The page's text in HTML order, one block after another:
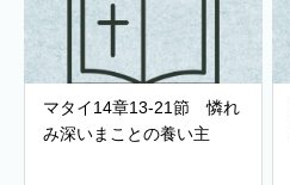
マタイ14章13-21節 憐れ
み深いまことの養い主